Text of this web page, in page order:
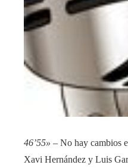
46’55» – No hay cambios
Xavi Hernández y Luis